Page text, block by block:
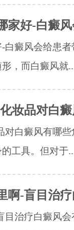
家好-白癜
白癜风会给患
，而白癜风就
妆品对白
白癜风有哪些
工具。但对于
啊-盲目治
目治疗白癜风